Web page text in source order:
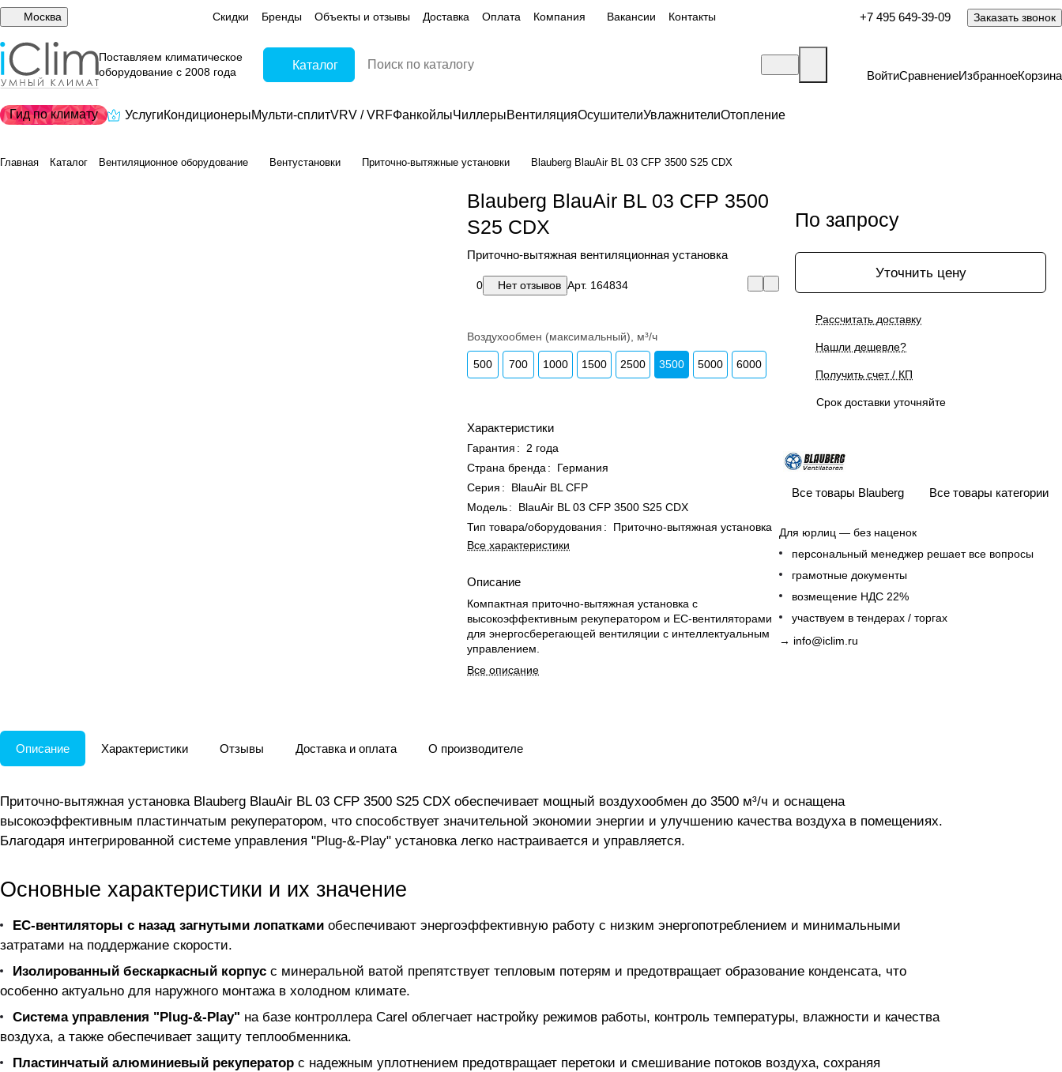
Москва Скидки Бренды Объекты и отзывы Доставка Оплата Компания Вакансии Контакты +7 495 649-39-09 Заказать звонок
Поставляем климатическое
оборудование с 2008 года
Каталог
ВойтиСравнениеИзбранноеКорзина
Гид по климату УслугиКондиционерыМульти-сплитVRV / VRFФанкойлыЧиллерыВентиляцияОсушителиУвлажнителиОтопление
Главная Каталог Вентиляционное оборудование Вентустановки Приточно-вытяжные установки Blauberg BlauAir BL 03 CFP 3500 S25 CDX
Blauberg BlauAir BL 03 CFP 3500
S25 CDX
Приточно-вытяжная вентиляционная установка
0 Нет отзывов Арт. 164834
Воздухообмен (максимальный), м³/ч
500 700 1000 1500 2500 3500 5000 6000
Характеристики
Гарантия :
2 года
Страна бренда :
Германия
Серия :
BlauAir BL CFP
Модель:
BlauAir BL 03 CFP 3500 S25 CDX
Тип товара/оборудования :
Приточно-вытяжная установка
Все характеристики
Описание
Компактная приточно-вытяжная установка с
высокоэффективным рекуператором и EC-вентиляторами
для энергосберегающей вентиляции с интеллектуальным
управлением.
Все описание
По запросу
Уточнить цену
Рассчитать доставку
Нашли дешевле?
Получить счет / КП
Срок доставки уточняйте
Все товары Blauberg Все товары категории
Для юрлиц — без наценок
персональный менеджер решает все вопросы
грамотные документы
возмещение НДС 22%
участвуем в тендерах / торгах
→ info@iclim.ru
Описание Характеристики Отзывы Доставка и оплата О производителе
Приточно-вытяжная установка Blauberg BlauAir BL 03 CFP 3500 S25 CDX обеспечивает мощный воздухообмен до 3500 м³/ч и оснащена
высокоэффективным пластинчатым рекуператором, что способствует значительной экономии энергии и улучшению качества воздуха в помещениях.
Благодаря интегрированной системе управления "Plug-&-Play" установка легко настраивается и управляется.
Основные характеристики и их значение
EC-вентиляторы с назад загнутыми лопатками обеспечивают энергоэффективную работу с низким энергопотреблением и минимальными
затратами на поддержание скорости.
Изолированный бескаркасный корпус с минеральной ватой препятствует тепловым потерям и предотвращает образование конденсата, что
особенно актуально для наружного монтажа в холодном климате.
Система управления "Plug-&-Play" на базе контроллера Carel облегчает настройку режимов работы, контроль температуры, влажности и качества
воздуха, а также обеспечивает защиту теплообменника.
Пластинчатый алюминиевый рекуператор с надежным уплотнением предотвращает перетоки и смешивание потоков воздуха, сохраняя